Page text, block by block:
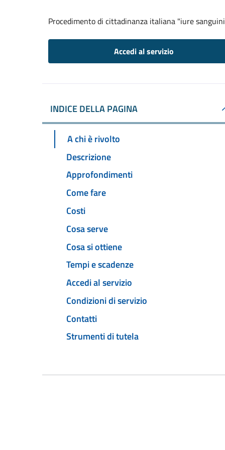
Procedimento di cittadinanza italiana "iure
Accedi al servizio
INDICE DELLA PAGINA
A chi è rivolto
Descrizione
Approfondimenti
Come fare
Costi
Cosa serve
Cosa si ottiene
Tempi e scadenze
Accedi al servizio
Condizioni di servizio
Contatti
Strumenti di tutela